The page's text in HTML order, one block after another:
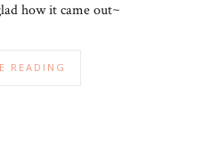
how it came out~
READING